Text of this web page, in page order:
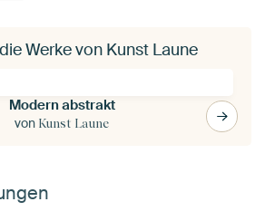
Werke von Kunst Laune
Modern abstrakt
von Kunst Laune